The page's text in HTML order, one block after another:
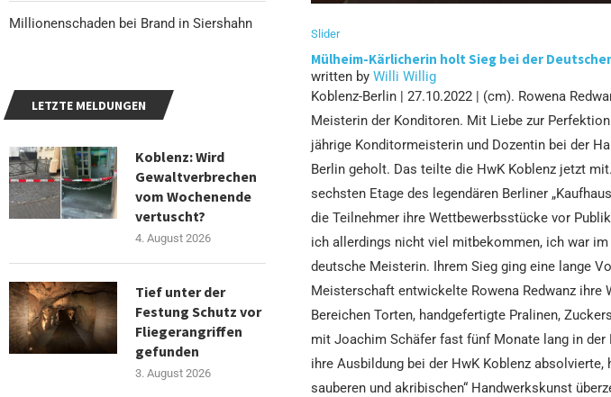
Slider
Mülheim-Kärlicherin holt Sieg bei der
written by Willi Willig
Koblenz-Berlin | 27.10.2022 | (cm). Rowena
Meisterin der Konditoren. Mit Liebe zur
jährige Konditormeisterin und Dozentin bei der
Berlin geholt. Das teilte die HwK Koblenz jetzt
sechsten Etage des legendären Berliner
die Teilnehmer ihre Wettbewerbsstücke vor
ich allerdings nicht viel mitbekommen, ich war
deutsche Meisterin. Ihrem Sieg ging eine lange
Meisterschaft entwickelte Rowena Redwanz ihre
Bereichen Torten, handgefertigte Pralinen,
mit Joachim Schäfer fast fünf Monate lang in der
ihre Ausbildung bei der HwK Koblenz
sauberen und akribischen“ Handwerkskunst
Millionenschaden bei Brand in Siershahn
LETZTE MELDUNGEN
Koblenz: Wird
Gewaltverbrechen
vom Wochenende
vertuscht?
4. August 2026
Tief unter der
Festung Schutz vor
Fliegerangriffen
gefunden
3. August 2026